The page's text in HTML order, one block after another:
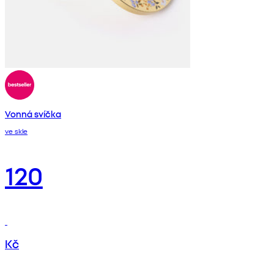
Vonná svíčka
ve skle
120
Kč